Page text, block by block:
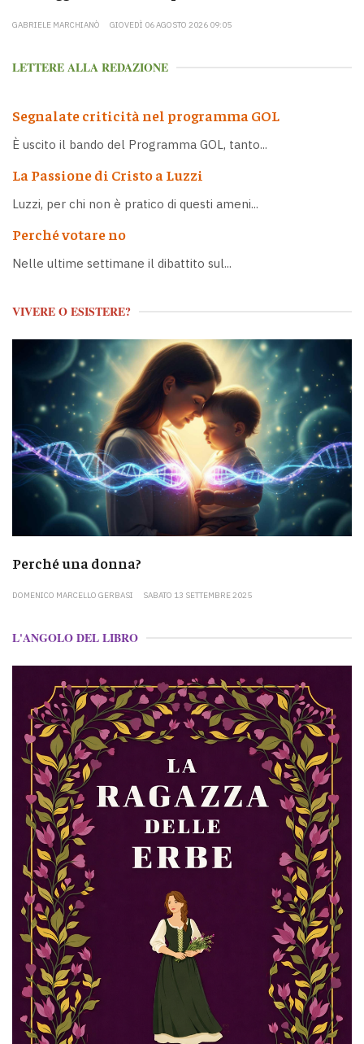
GABRIELE MARCHIANÒ GIOVEDÌ 06 AGOSTO 2026 09:05
LETTERE ALLA REDAZIONE
Segnalate criticità nel programma GOL
È uscito il bando del Programma GOL, tanto...
La Passione di Cristo a Luzzi
Luzzi, per chi non è pratico di questi ameni...
Perché votare no
Nelle ultime settimane il dibattito sul...
VIVERE O ESISTERE?
Perché una donna?
DOMENICO MARCELLO GERBASI SABATO 13 SETTEMBRE 2025
L'ANGOLO DEL LIBRO